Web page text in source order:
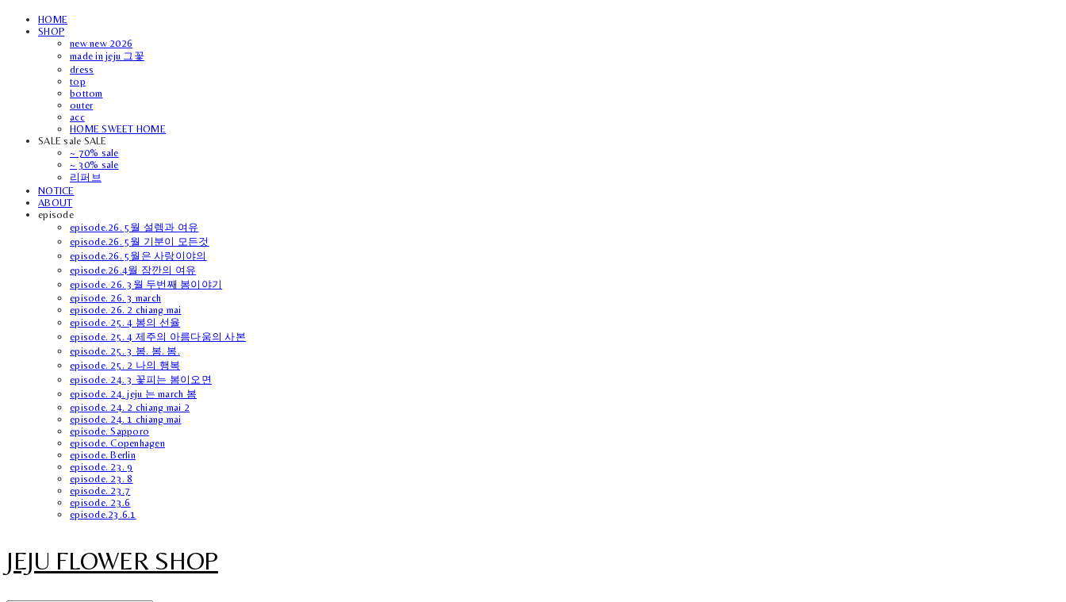
HOME
SHOP
new new 2026
made in jeju 그꽃
dress
top
bottom
outer
acc
HOME SWEET HOME
SALE sale SALE
~ 70% sale
~ 30% sale
리퍼브
NOTICE
ABOUT
episode
episode.26. 5월 설렘과 여유
episode.26. 5월 기분이 모든것
episode.26. 5월은 사랑이야의
episode.26.4월 잠깐의 여유
episode. 26. 3월 두번째 봄이야기
episode. 26. 3 march
episode. 26. 2 chiang mai
episode. 25. 4 봄의 선율
episode. 25. 4 제주의 아름다움의 사본
episode. 25. 3 봄. 봄. 봄.
episode. 25. 2 나의 행복
episode. 24. 3 꽃피는 봄이오면
episode. 24. jeju 는 march 봄
episode. 24. 2 chiang mai 2
episode. 24. 1 chiang mai
episode. Sapporo
episode. Copenhagen
episode. Berlin
episode. 23. 9
episode. 23. 8
episode. 23.7
episode. 23.6
episode.23.6.1
JEJU FLOWER SHOP